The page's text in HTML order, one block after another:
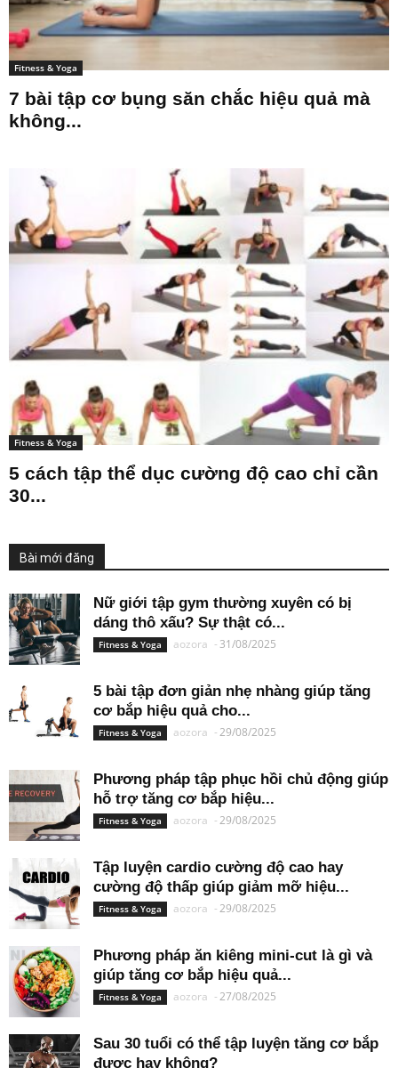
Fitness & Yoga
7 bài tập cơ bụng săn chắc hiệu quả mà
không...
Fitness & Yoga
5 cách tập thể dục cường độ cao chỉ cần
30...
Bài mới đăng
Nữ giới tập gym thường xuyên có bị
dáng thô xấu? Sự thật có...
Fitness & Yoga aozora - 31/08/2025
5 bài tập đơn giản nhẹ nhàng giúp tăng
cơ bắp hiệu quả cho...
Fitness & Yoga aozora -29/08/2025
Phương pháp tập phục hồi chủ động giúp
hỗ trợ tăng cơ bắp hiệu...
Fitness & Yoga aozora -29/08/2025
Tập luyện cardio cường độ cao hay
cường độ thấp giúp giảm mỡ hiệu...
Fitness & Yoga aozora -29/08/2025
Phương pháp ăn kiêng mini-cut là gì và
giúp tăng cơ bắp hiệu quả...
Fitness & Yoga aozora -27/08/2025
Sau 30 tuổi có thể tập luyện tăng cơ bắp
được hay không?